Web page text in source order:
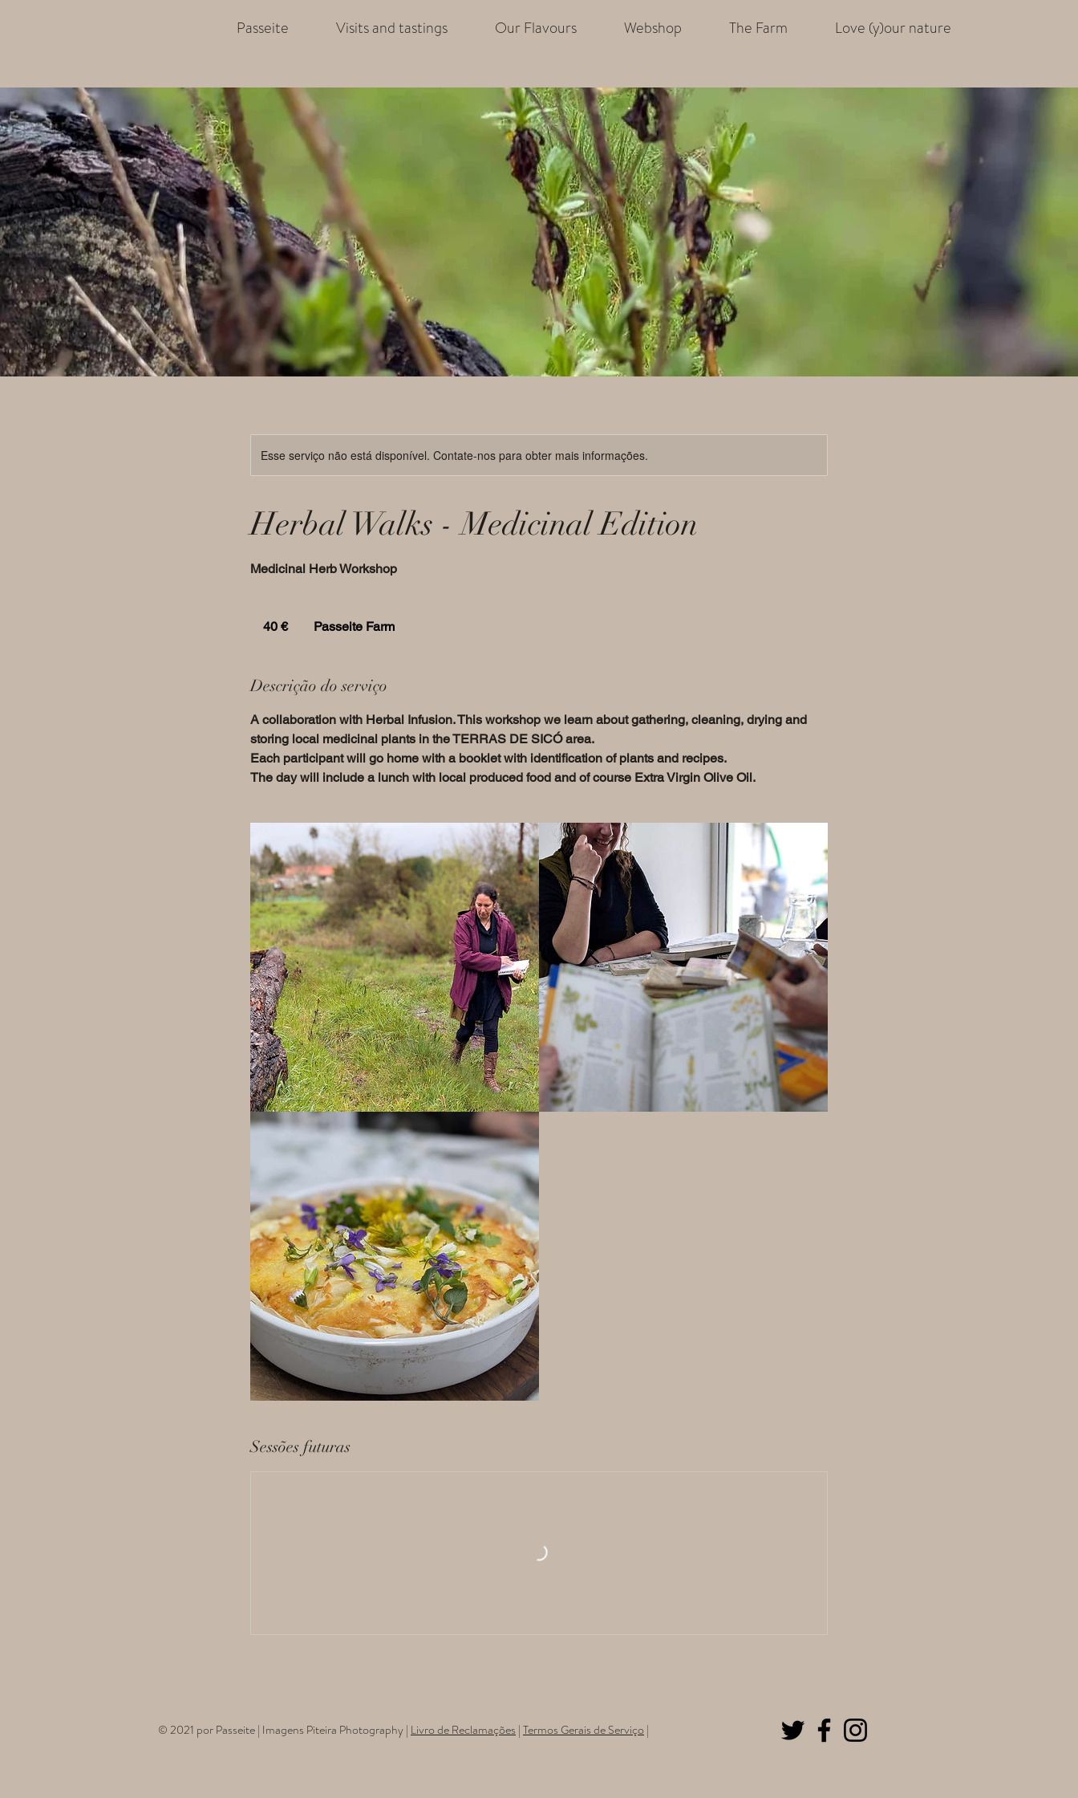
Passeite Visits and tastings Our Flavours Webshop The Farm Love (y)our nature
Esse serviço não está disponível. Contate-nos para obter mais informações.
Herbal Walks - Medicinal Edition
Medicinal Herb Workshop
40 € Passeite Farm
Descrição do serviço
A collaboration with Herbal Infusion. This workshop we learn about gathering, cleaning, drying and
storing local medicinal plants in the TERRAS DE SICÓ area.
Each participant will go home with a booklet with identification of plants and recipes.
The day will include a lunch with local produced food and of course Extra Virgin Olive Oil.
Sessões futuras
© 2021 por Passeite | Imagens Piteira Photography | Livro de Reclamações | Termos Gerais de Serviço |